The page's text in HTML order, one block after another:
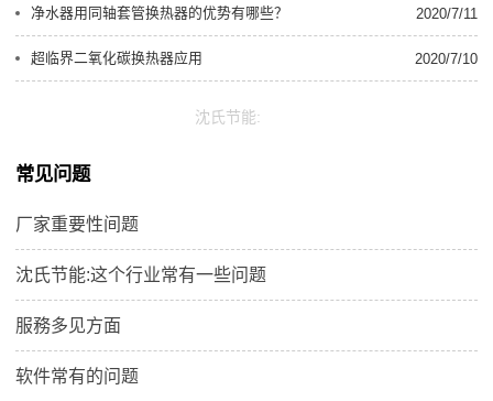
净水器用同轴套管换热器的优势有哪些？ 2020/7/11
超临界二氧化碳换热器应用 2020/7/10
沈氏节能:
常见问题
厂家重要性间题
沈氏节能:这个行业常有一些问题
服務多见方面
软件常有的问题